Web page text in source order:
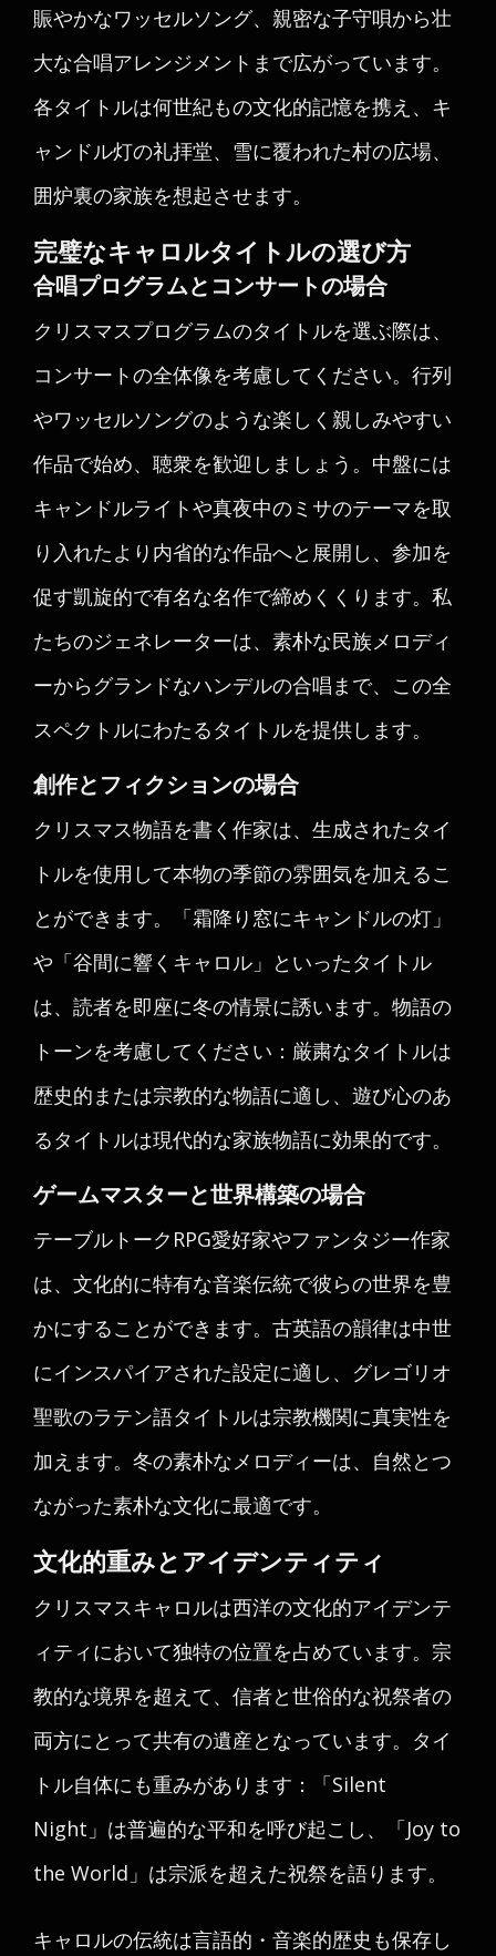
賑やかなワッセルソング、親密な子守唄から壮
大な合唱アレンジメントまで広がっています。
各タイトルは何世紀もの文化的記憶を携え、キ
ャンドル灯の礼拝堂、雪に覆われた村の広場、
囲炉裏の家族を想起させます。
完璧なキャロルタイトルの選び方
合唱プログラムとコンサートの場合
クリスマスプログラムのタイトルを選ぶ際は、
コンサートの全体像を考慮してください。行列
やワッセルソングのような楽しく親しみやすい
作品で始め、聴衆を歓迎しましょう。中盤には
キャンドルライトや真夜中のミサのテーマを取
り入れたより内省的な作品へと展開し、参加を
促す凱旋的で有名な名作で締めくくります。私
たちのジェネレーターは、素朴な民族メロディ
ーからグランドなハンデルの合唱まで、この全
スペクトルにわたるタイトルを提供します。
創作とフィクションの場合
クリスマス物語を書く作家は、生成されたタイ
トルを使用して本物の季節の雰囲気を加えるこ
とができます。「霜降り窓にキャンドルの灯」
や「谷間に響くキャロル」といったタイトル
は、読者を即座に冬の情景に誘います。物語の
トーンを考慮してください：厳粛なタイトルは
歴史的または宗教的な物語に適し、遊び心のあ
るタイトルは現代的な家族物語に効果的です。
ゲームマスターと世界構築の場合
テーブルトークRPG愛好家やファンタジー作家
は、文化的に特有な音楽伝統で彼らの世界を豊
かにすることができます。古英語の韻律は中世
にインスパイアされた設定に適し、グレゴリオ
聖歌のラテン語タイトルは宗教機関に真実性を
加えます。冬の素朴なメロディーは、自然とつ
ながった素朴な文化に最適です。
文化的重みとアイデンティティ
クリスマスキャロルは西洋の文化的アイデンテ
ィティにおいて独特の位置を占めています。宗
教的な境界を超えて、信者と世俗的な祝祭者の
両方にとって共有の遺産となっています。タイ
トル自体にも重みがあります：「Silent
Night」は普遍的な平和を呼び起こし、「Joy to
the World」は宗派を超えた祝祭を語ります。
キャロルの伝統は言語的・音楽的歴史も保存し